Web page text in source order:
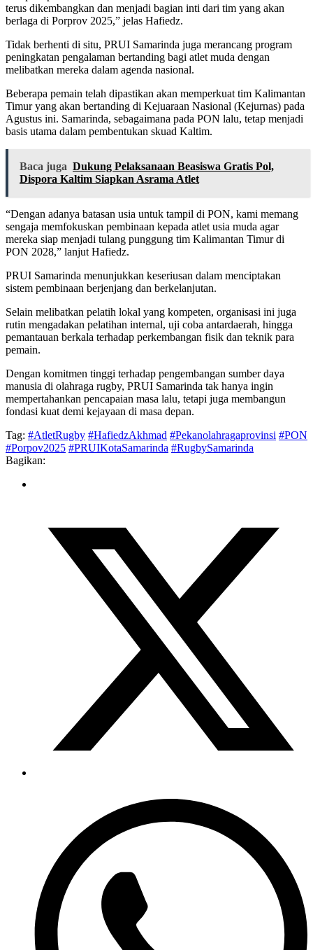
terus dikembangkan dan menjadi bagian inti dari tim yang akan
berlaga di Porprov 2025,” jelas Hafiedz.
Tidak berhenti di situ, PRUI Samarinda juga merancang program
peningkatan pengalaman bertanding bagi atlet muda dengan
melibatkan mereka dalam agenda nasional.
Beberapa pemain telah dipastikan akan memperkuat tim Kalimantan
Timur yang akan bertanding di Kejuaraan Nasional (Kejurnas) pada
Agustus ini. Samarinda, sebagaimana pada PON lalu, tetap menjadi
basis utama dalam pembentukan skuad Kaltim.
Baca juga Dukung Pelaksanaan Beasiswa Gratis Pol,
Dispora Kaltim Siapkan Asrama Atlet
“Dengan adanya batasan usia untuk tampil di PON, kami memang
sengaja memfokuskan pembinaan kepada atlet usia muda agar
mereka siap menjadi tulang punggung tim Kalimantan Timur di
PON 2028,” lanjut Hafiedz.
PRUI Samarinda menunjukkan keseriusan dalam menciptakan
sistem pembinaan berjenjang dan berkelanjutan.
Selain melibatkan pelatih lokal yang kompeten, organisasi ini juga
rutin mengadakan pelatihan internal, uji coba antardaerah, hingga
pemantauan berkala terhadap perkembangan fisik dan teknik para
pemain.
Dengan komitmen tinggi terhadap pengembangan sumber daya
manusia di olahraga rugby, PRUI Samarinda tak hanya ingin
mempertahankan pencapaian masa lalu, tetapi juga membangun
fondasi kuat demi kejayaan di masa depan.
Tag: #AtletRugby #HafiedzAkhmad #Pekanolahragaprovinsi #PON
#Porpov2025 #PRUIKotaSamarinda #RugbySamarinda
Bagikan: